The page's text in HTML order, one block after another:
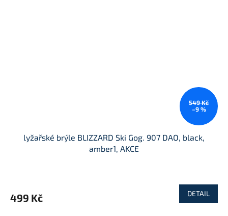
549 Kč
–9 %
lyžařské brýle BLIZZARD Ski Gog. 907 DAO, black,
amber1, AKCE
499 Kč DETAIL